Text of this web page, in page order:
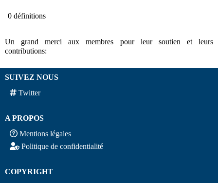
0 définitions
Un grand merci aux membres pour leur soutien et leurs
contributions:
SUIVEZ NOUS
Twitter
A PROPOS
Mentions légales
Politique de confidentialité
COPYRIGHT